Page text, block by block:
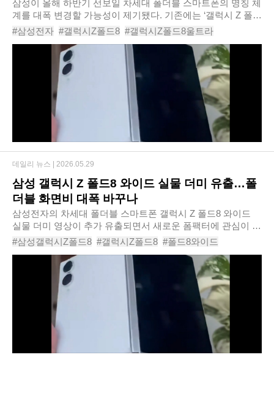
삼성이 올해 하반기 선보일 차세대 폴더블 스마트폰의 명칭 체
계를 대폭 변경할 가능성이 제기됐다. 기존에는 ‘갤럭시 Z 폴드
8’과 ‘갤럭시 Z 폴드8 와이드’가 출시될 것으로 예상됐지만, 최
근 유출 정보에 따르면 삼성은..
#삼성전자 #갤럭시Z폴드8 #갤럭시Z폴드8울트라
#갤럭시Z폴드8와이드 #갤럭시Z폴드 #폴더블폰
#갤럭시언팩
#OneUI9 #삼성폴더블 #스마트폰
삼성 갤럭시 Z 폴드8 와이드 실물 더미 유출…폴
더블 화면비 대폭 바꾸나
삼성전자의 차세대 폴더블 스마트폰 갤럭시 Z 폴드8 와이드
실물 더미 영상이 추가 유출되면서 새로운 폼팩터에 관심이 쏠
리고 있다. 최근 소식통에 따르면 삼성은 올해 갤럭시 Z 폴드8
#삼성갤럭시Z폴드8 #갤럭시Z폴드8 #폴드8와이드
#삼성폴더블 #갤럭시Z폴드8와이드 #폴드8유출
#삼성스마트폰
#OneUI9 #삼성폴드
데일리 뉴스 | 2026.05.29